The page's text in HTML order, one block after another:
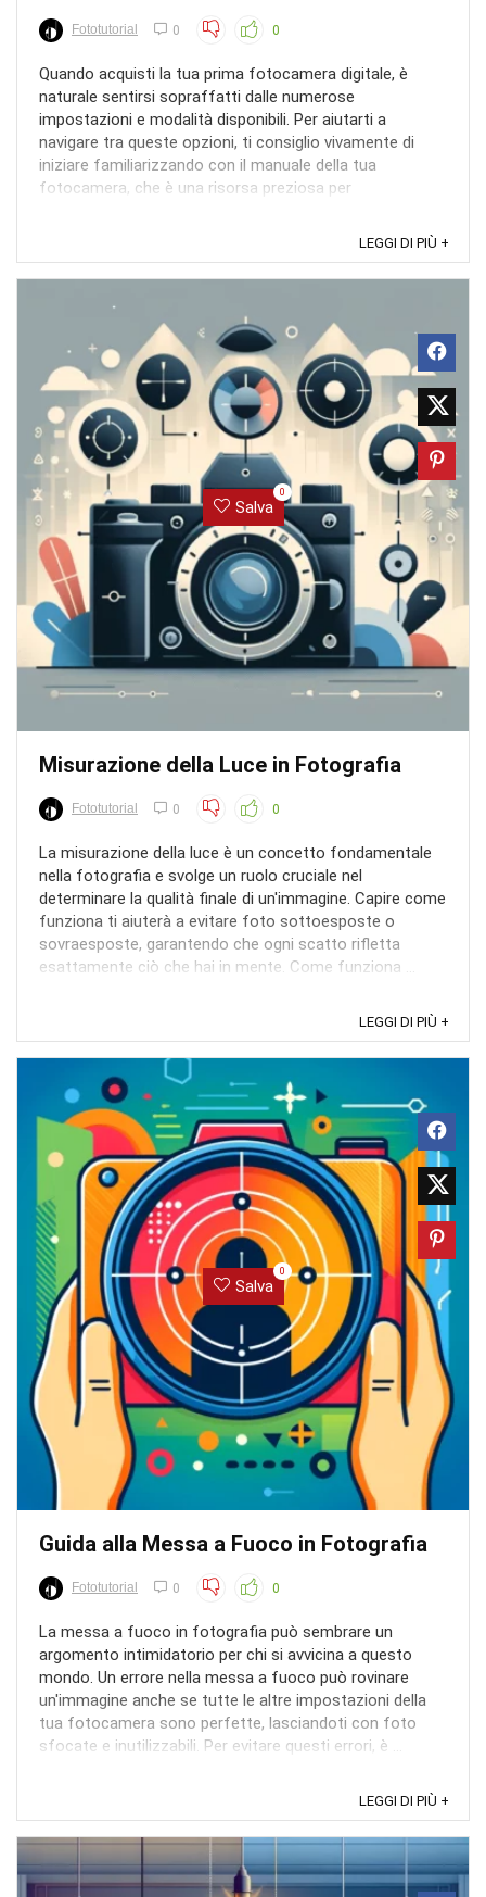
Fototutorial 0 0
Quando acquisti la tua prima fotocamera digitale, è
naturale sentirsi sopraffatti dalle numerose
impostazioni e modalità disponibili. Per aiutarti a
navigare tra queste opzioni, ti consiglio vivamente di
iniziare familiarizzando con il manuale della tua
fotocamera, che è una risorsa preziosa per
LEGGI DI PIÙ +
Salva
0
Misurazione della Luce in Fotografia
Fototutorial 0 0
La misurazione della luce è un concetto fondamentale
nella fotografia e svolge un ruolo cruciale nel
determinare la qualità finale di un'immagine. Capire come
funziona ti aiuterà a evitare foto sottoesposte o
sovraesposte, garantendo che ogni scatto rifletta
esattamente ciò che hai in mente. Come funziona ...
LEGGI DI PIÙ +
Salva
0
Guida alla Messa a Fuoco in Fotografia
Fototutorial 0 0
La messa a fuoco in fotografia può sembrare un
argomento intimidatorio per chi si avvicina a questo
mondo. Un errore nella messa a fuoco può rovinare
un'immagine anche se tutte le altre impostazioni della
tua fotocamera sono perfette, lasciandoti con foto
sfocate e inutilizzabili. Per evitare questi errori, è ...
LEGGI DI PIÙ +